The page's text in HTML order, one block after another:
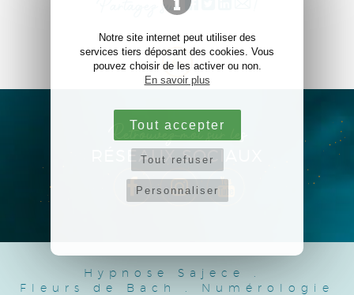
Notre site internet peut utiliser des
services tiers déposant des cookies. Vous
pouvez choisir de les activer ou non.
En savoir plus
Tout accepter
Tout refuser
Personnaliser
Partagez sur
RÉSEAUX SOCIAUX
Hypnose Sajece
Fleurs de Bach
Numérologie